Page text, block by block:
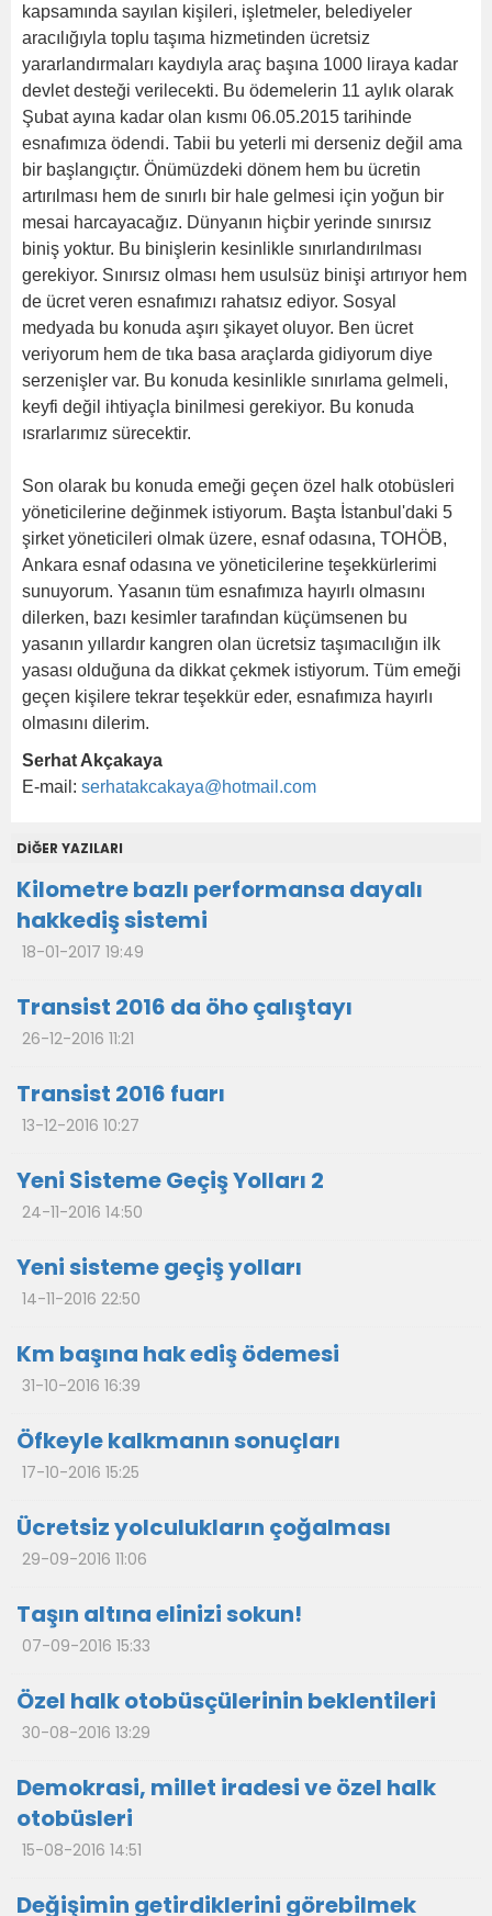
kapsamında sayılan kişileri, işletmeler, belediyeler
aracılığıyla toplu taşıma hizmetinden ücretsiz
yararlandırmaları kaydıyla araç başına 1000 liraya kadar
devlet desteği verilecekti. Bu ödemelerin 11 aylık olarak
Şubat ayına kadar olan kısmı 06.05.2015 tarihinde
esnafımıza ödendi. Tabii bu yeterli mi derseniz değil ama
bir başlangıçtır. Önümüzdeki dönem hem bu ücretin
artırılması hem de sınırlı bir hale gelmesi için yoğun bir
mesai harcayacağız. Dünyanın hiçbir yerinde sınırsız
biniş yoktur. Bu binişlerin kesinlikle sınırlandırılması
gerekiyor. Sınırsız olması hem usulsüz binişi artırıyor hem
de ücret veren esnafımızı rahatsız ediyor. Sosyal
medyada bu konuda aşırı şikayet oluyor. Ben ücret
veriyorum hem de tıka basa araçlarda gidiyorum diye
serzenişler var. Bu konuda kesinlikle sınırlama gelmeli,
keyfi değil ihtiyaçla binilmesi gerekiyor. Bu konuda
ısrarlarımız sürecektir.
Son olarak bu konuda emeği geçen özel halk otobüsleri
yöneticilerine değinmek istiyorum. Başta İstanbul'daki 5
şirket yöneticileri olmak üzere, esnaf odasına, TOHÖB,
Ankara esnaf odasına ve yöneticilerine teşekkürlerimi
sunuyorum. Yasanın tüm esnafımıza hayırlı olmasını
dilerken, bazı kesimler tarafından küçümsenen bu
yasanın yıllardır kangren olan ücretsiz taşımacılığın ilk
yasası olduğuna da dikkat çekmek istiyorum. Tüm emeği
geçen kişilere tekrar teşekkür eder, esnafımıza hayırlı
olmasını dilerim.
Serhat Akçakaya
E-mail: serhatakcakaya@hotmail.com
DİĞER YAZILARI
Kilometre bazlı performansa dayalı
hakkediş sistemi
18-01-2017 19:49
Transist 2016 da öho çalıştayı
26-12-2016 11:21
Transist 2016 fuarı
13-12-2016 10:27
Yeni Sisteme Geçiş Yolları 2
24-11-2016 14:50
Yeni sisteme geçiş yolları
14-11-2016 22:50
Km başına hak ediş ödemesi
31-10-2016 16:39
Öfkeyle kalkmanın sonuçları
17-10-2016 15:25
Ücretsiz yolculukların çoğalması
29-09-2016 11:06
Taşın altına elinizi sokun!
07-09-2016 15:33
Özel halk otobüsçülerinin beklentileri
30-08-2016 13:29
Demokrasi, millet iradesi ve özel halk
otobüsleri
15-08-2016 14:51
Değişimin getirdiklerini görebilmek